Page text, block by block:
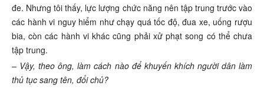
đe. Nhưng tôi thấy, lực lượng chức năng nên tập trung trước vào
các hành vi nguy hiểm như chạy quá tốc độ, đua xe, uống rượu
bia, còn các hành vi khác cũng phải xử phạt song có thể chưa
tập trung.
– Vậy, theo ông, làm cách nào để khuyến khích người dân làm
thủ tục sang tên, đổi chủ?